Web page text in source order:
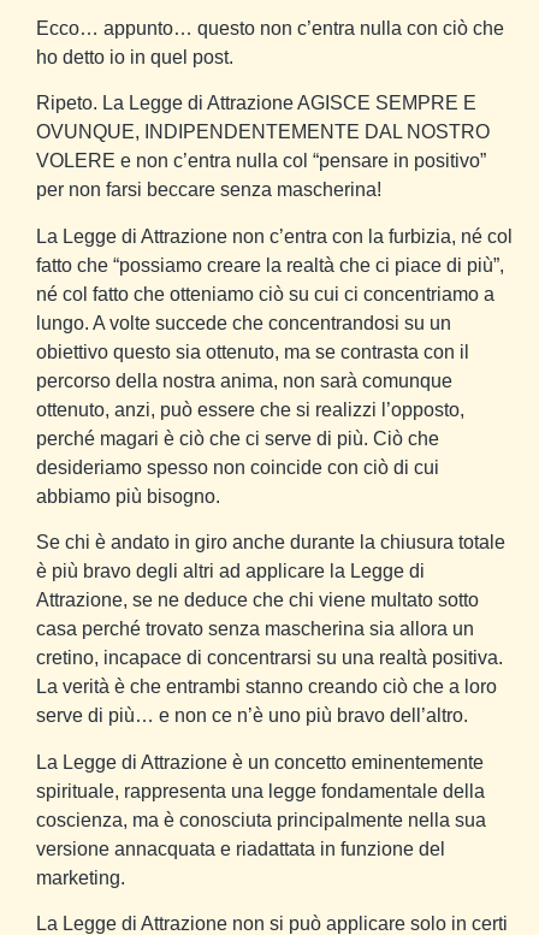
Ecco… appunto… questo non c’entra nulla con ciò che
ho detto io in quel post.
Ripeto. La Legge di Attrazione AGISCE SEMPRE E
OVUNQUE, INDIPENDENTEMENTE DAL NOSTRO
VOLERE e non c’entra nulla col “pensare in positivo”
per non farsi beccare senza mascherina!
La Legge di Attrazione non c’entra con la furbizia, né col
fatto che “possiamo creare la realtà che ci piace di più”,
né col fatto che otteniamo ciò su cui ci concentriamo a
lungo. A volte succede che concentrandosi su un
obiettivo questo sia ottenuto, ma se contrasta con il
percorso della nostra anima, non sarà comunque
ottenuto, anzi, può essere che si realizzi l’opposto,
perché magari è ciò che ci serve di più. Ciò che
desideriamo spesso non coincide con ciò di cui
abbiamo più bisogno.
Se chi è andato in giro anche durante la chiusura totale
è più bravo degli altri ad applicare la Legge di
Attrazione, se ne deduce che chi viene multato sotto
casa perché trovato senza mascherina sia allora un
cretino, incapace di concentrarsi su una realtà positiva.
La verità è che entrambi stanno creando ciò che a loro
serve di più… e non ce n’è uno più bravo dell’altro.
La Legge di Attrazione è un concetto eminentemente
spirituale, rappresenta una legge fondamentale della
coscienza, ma è conosciuta principalmente nella sua
versione annacquata e riadattata in funzione del
marketing.
La Legge di Attrazione non si può applicare solo in certi